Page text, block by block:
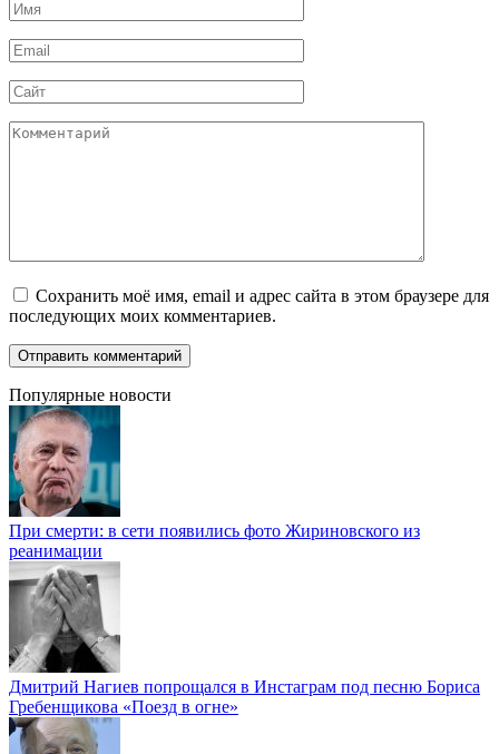
Имя
*
Email
*
Сайт
Комментарий
Сохранить моё имя, email и адрес сайта в этом браузере для
последующих моих комментариев.
Популярные новости
При смерти: в сети появились фото Жириновского из
реанимации
Дмитрий Нагиев попрощался в Инстаграм под песню Бориса
Гребенщикова «Поезд в огне»